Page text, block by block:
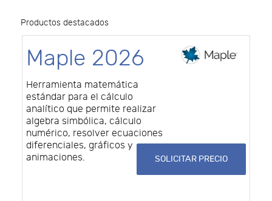
Productos destacados
Maple 2026
Herramienta matemática
estándar para el cálculo
analítico que permite realizar
algebra simbólica, cálculo
numérico, resolver ecuaciones
diferenciales, gráficos y
animaciones.
SOLICITAR PRECIO